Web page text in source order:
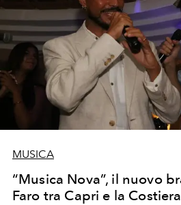
MUSICA
“Musica Nova”, il nuovo
Faro tra Capri e la Costiera